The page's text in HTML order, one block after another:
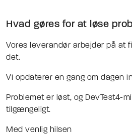
Hvad gøres for at løse
Vores leverandør arbejder på at
det.
Vi opdaterer en gang om dagen
Problemet er løst, og DevTest4-
tilgængeligt.
Med venlig hilsen